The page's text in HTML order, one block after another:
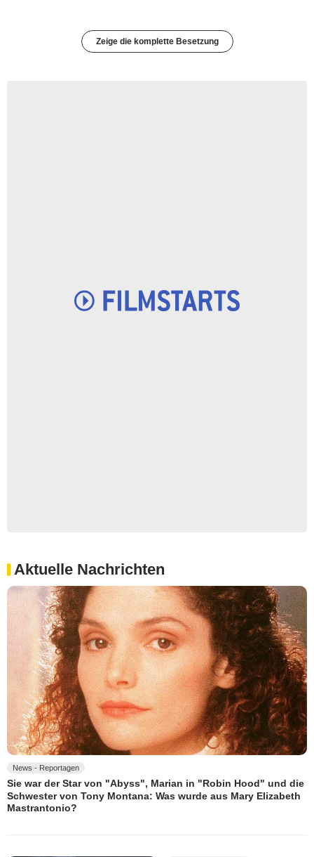
Zeige die komplette Besetzung
Aktuelle Nachrichten
News - Reportagen
Sie war der Star von "Abyss", Marian in "Robin Hood" und die
Schwester von Tony Montana: Was wurde aus Mary Elizabeth
Mastrantonio?